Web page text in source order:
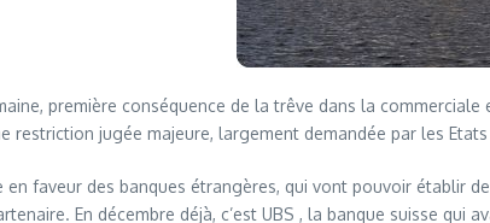
première conséquence de la trêve dans la
restriction jugée majeure, largement demandée par les
en faveur des banques étrangères, qui vont pouvoir établir
En décembre déjà, c’est UBS , la banque suisse qui